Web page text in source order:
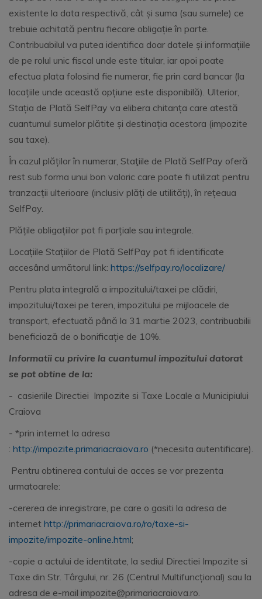
existente la data respectivă, cât și suma (sau sumele) ce
trebuie achitată pentru fiecare obligație în parte.
Contribuabilul va putea identifica doar datele și informațiile
de pe rolul unic fiscal unde este titular, iar apoi poate
efectua plata folosind fie numerar, fie prin card bancar (la
locațiile unde această opțiune este disponibilă). Ulterior,
Stația de Plată SelfPay va elibera chitanța care atestă
cuantumul sumelor plătite și destinația acestora (impozite
sau taxe).
În cazul plăților în numerar, Staţiile de Plată SelfPay oferă
rest sub forma unui bon valoric care poate fi utilizat pentru
tranzacții ulterioare (inclusiv plăți de utilități), în rețeaua
SelfPay.
Plățile obligațiilor pot fi parțiale sau integrale.
Locațiile Stațiilor de Plată SelfPay pot fi identificate
accesând următorul link: https://selfpay.ro/localizare/
Pentru plata integrală a impozitului/taxei pe clădiri,
impozitului/taxei pe teren, impozitului pe mijloacele de
transport, efectuată până la 31 martie 2023, contribuabilii
beneficiază de o bonificație de 10%.
Informatii cu privire la cuantumul impozitului datorat
se pot obtine de la:
- casieriile Directiei Impozite si Taxe Locale a Municipiului
Craiova
- *prin internet la adresa
: http://impozite.primariacraiova.ro (*necesita autentificare).
Pentru obtinerea contului de acces se vor prezenta
urmatoarele:
-cererea de inregistrare, pe care o gasiti la adresa de
internet http://primariacraiova.ro/ro/taxe-si-
impozite/impozite-online.html;
-copie a actului de identitate, la sediul Directiei Impozite si
Taxe din Str. Târgului, nr. 26 (Centrul Multifuncțional) sau la
adresa de e-mail impozite@primariacraiova.ro.